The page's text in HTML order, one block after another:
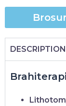
DESCRIPTION